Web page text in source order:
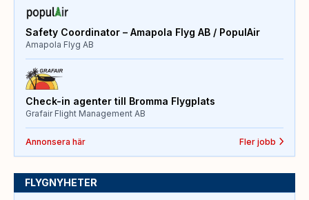
Safety Coordinator – Amapola Flyg AB / PopulAir
Amapola Flyg AB
Check-in agenter till Bromma Flygplats
Grafair Flight Management AB
Annonsera här Fler jobb
FLYGNYHETER